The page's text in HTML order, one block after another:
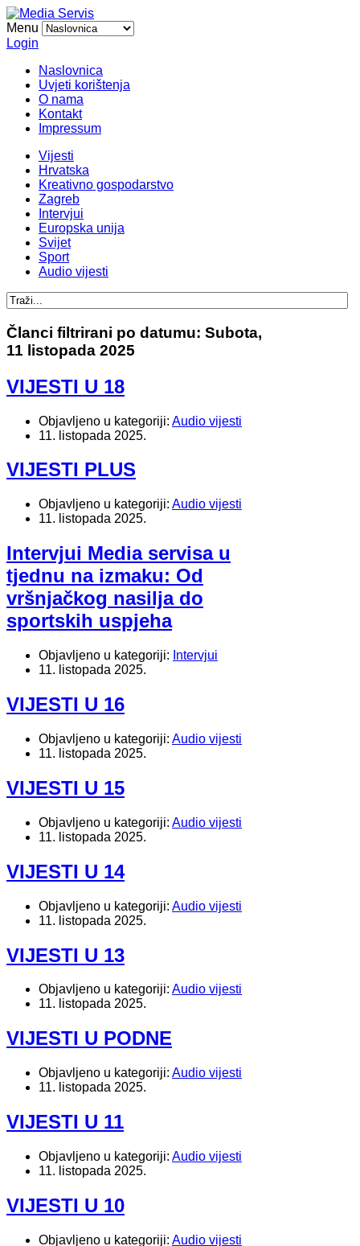
Menu
Login
Naslovnica
Uvjeti korištenja
O nama
Kontakt
Impressum
Vijesti
Hrvatska
Kreativno gospodarstvo
Zagreb
Intervjui
Europska unija
Svijet
Sport
Audio vijesti
Članci filtrirani po datumu: Subota,
11 listopada 2025
VIJESTI U 18
Objavljeno u kategoriji: Audio vijesti
11. listopada 2025.
VIJESTI PLUS
Objavljeno u kategoriji: Audio vijesti
11. listopada 2025.
Intervjui Media servisa u
tjednu na izmaku: Od
vršnjačkog nasilja do
sportskih uspjeha
Objavljeno u kategoriji: Intervjui
11. listopada 2025.
VIJESTI U 16
Objavljeno u kategoriji: Audio vijesti
11. listopada 2025.
VIJESTI U 15
Objavljeno u kategoriji: Audio vijesti
11. listopada 2025.
VIJESTI U 14
Objavljeno u kategoriji: Audio vijesti
11. listopada 2025.
VIJESTI U 13
Objavljeno u kategoriji: Audio vijesti
11. listopada 2025.
VIJESTI U PODNE
Objavljeno u kategoriji: Audio vijesti
11. listopada 2025.
VIJESTI U 11
Objavljeno u kategoriji: Audio vijesti
11. listopada 2025.
VIJESTI U 10
Objavljeno u kategoriji: Audio vijesti